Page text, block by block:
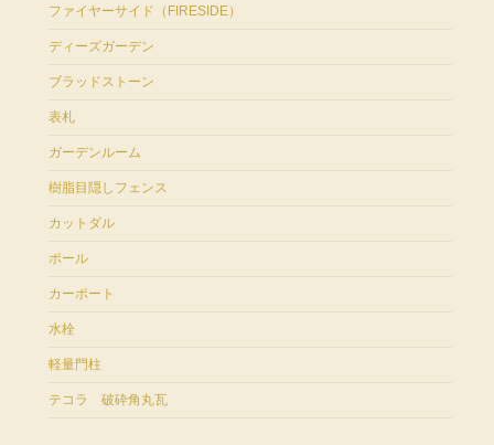
ファイヤーサイド（FIRESIDE）
ディーズガーデン
ブラッドストーン
表札
ガーデンルーム
樹脂目隠しフェンス
カットダル
ポール
カーポート
水栓
軽量門柱
テコラ 破砕角丸瓦